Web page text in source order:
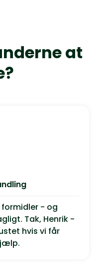
at
formidler - og
Tak, Henrik -
hvis vi får